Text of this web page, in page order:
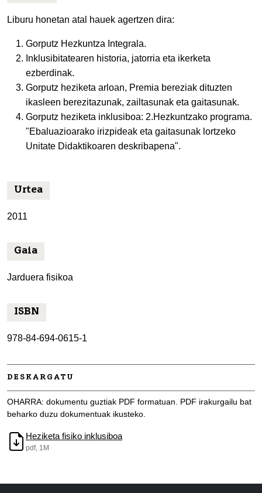
Liburu honetan atal hauek agertzen dira:
Gorputz Hezkuntza Integrala.
Inklusibitatearen historia, jatorria eta ikerketa
ezberdinak.
Gorputz heziketa arloan, Premia bereziak dituzten
ikasleen berezitazunak, zailtasunak eta gaitasunak.
Gorputz heziketa inklusiboa: 2.Hezkuntzako programa.
"Ebaluazioarako irizpideak eta gaitasunak lortzeko
Unitate Didaktikoaren deskribapena".
Urtea
2011
Gaia
Jarduera fisikoa
ISBN
978-84-694-0615-1
DESKARGATU
OHARRA: dokumentu guztiak PDF formatuan. PDF irakurgailu bat
beharko duzu dokumentuak ikusteko.
Heziketa fisiko inklusiboa
pdf, 1M